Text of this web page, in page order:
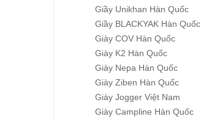
Giầy Unikhan Hàn Quốc
Giầy BLACKYAK Hàn Quốc
Giày COV Hàn Quốc
Giày K2 Hàn Quốc
Giày Nepa Hàn Quốc
Giày Ziben Hàn Quốc
Giày Jogger Việt Nam
Giày Campline Hàn Quốc